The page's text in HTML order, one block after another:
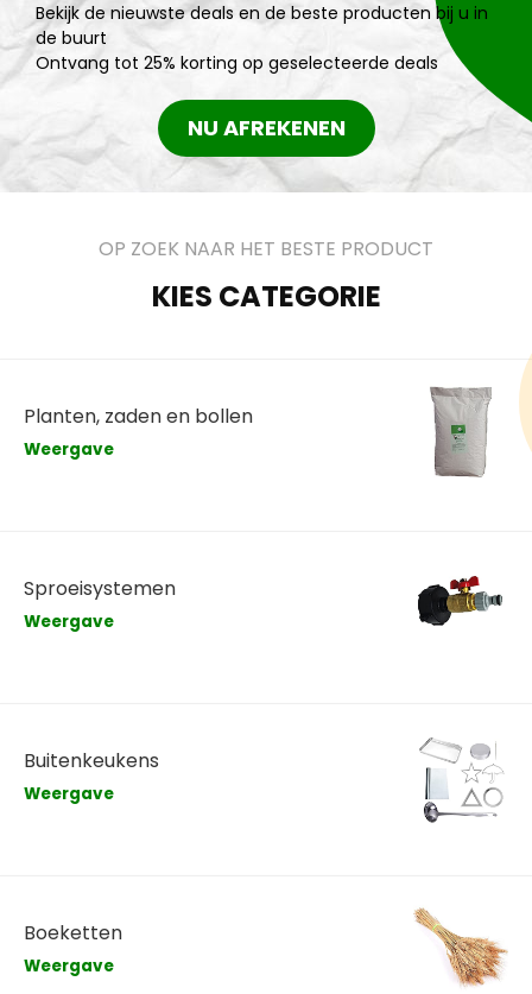
Bekijk de nieuwste deals en de beste producten bij u in
de buurt
Ontvang tot 25% korting op geselecteerde deals
NU AFREKENEN
OP ZOEK NAAR HET BESTE PRODUCT
KIES CATEGORIE
Planten, zaden en bollen
Weergave
Sproeisystemen
Weergave
Buitenkeukens
Weergave
Boeketten
Weergave